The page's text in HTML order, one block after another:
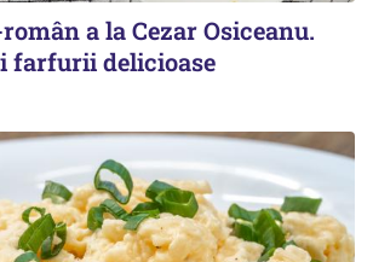
a la Cezar Osiceanu.
farfurii delicioase